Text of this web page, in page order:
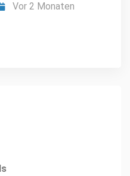
Vor 2 Monaten